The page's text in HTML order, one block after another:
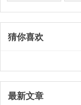
猜你喜欢
最新文章